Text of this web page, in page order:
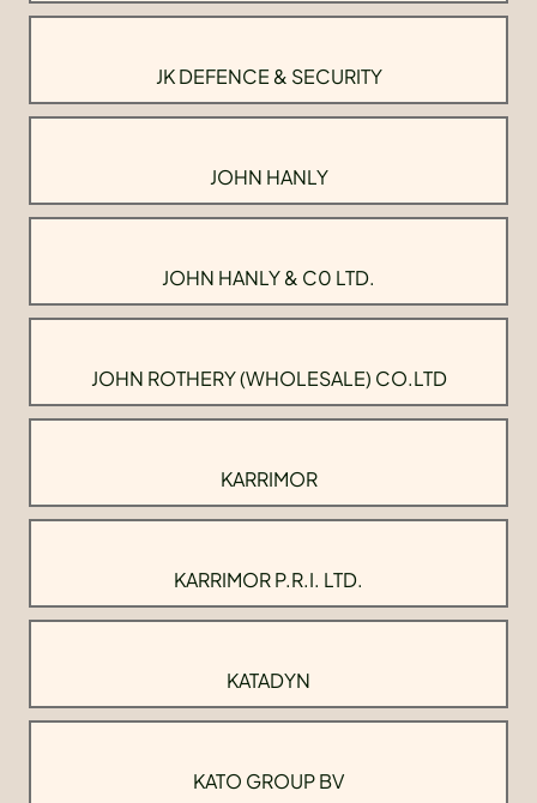
JK DEFENCE & SECURITY
JOHN HANLY
JOHN HANLY & C0 LTD.
JOHN ROTHERY (WHOLESALE) CO.LTD
KARRIMOR
KARRIMOR P.R.I. LTD.
KATADYN
KATO GROUP BV